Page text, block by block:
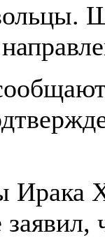
Ирака